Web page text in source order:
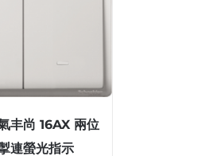
丰尚 16AX 兩位
連螢光指示